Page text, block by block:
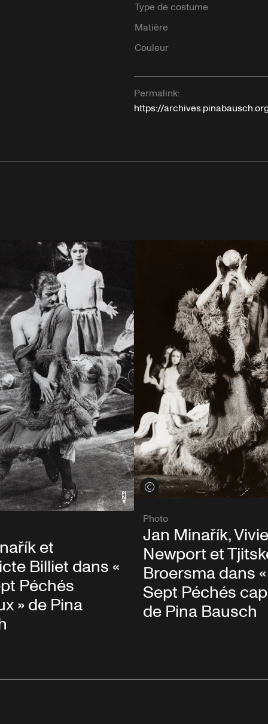
Type de costume
Matière
Couleur
Permalink:
https://
et
Billiet dans «
Péchés
» de Pina
Voir les crédits
Photo
Jan Minařík,
Newport et
Broersma dans
Sept Péchés
de Pina Bausch